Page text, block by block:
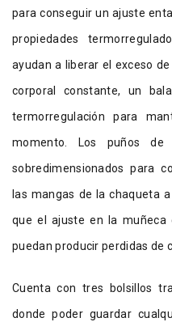
para conseguir un ajuste
propiedades
ayudan a liberar el exceso
corporal constante, un
termorregulación para
momento. Los puños
sobredimensionados para
las mangas de la chaqueta
que el ajuste en la
puedan producir perdidas de
Cuenta con tres bolsillos
donde poder guardar